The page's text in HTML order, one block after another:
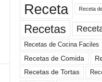
Receta Receta
Recetas
Recetas de Cocina Faciles
Recetas de Comida
Recetas de Tortas